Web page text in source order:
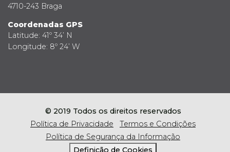
4710-243 Braga
Coordenadas GPS
Latitude: 41º 34’ N
Longitude: 8º 24’ W
© 2019 Todos os direitos reservados
Política de Privacidade
Termos e Condições
Política de Segurança da Informação
Definição de Cookies